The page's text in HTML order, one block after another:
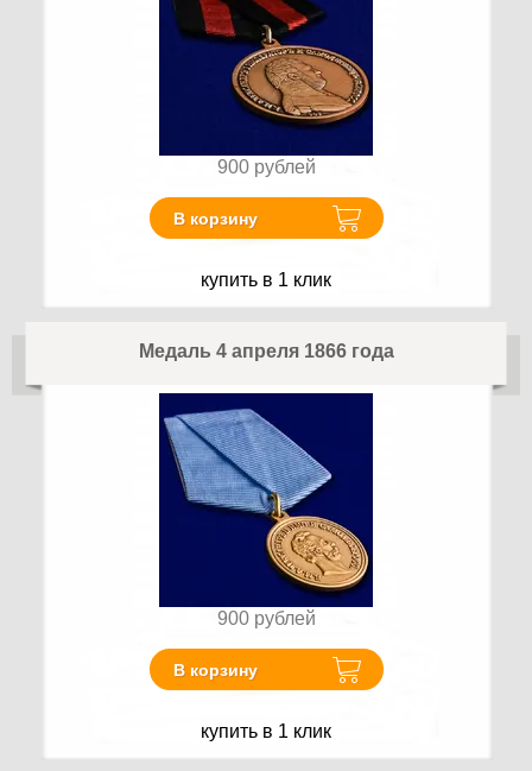
900 рублей
В корзину
купить в 1 клик
Медаль 4 апреля 1866 года
900 рублей
В корзину
купить в 1 клик